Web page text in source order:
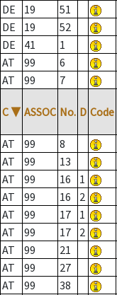
DE
19 51
DE
19 52
DE
41 1
AT
99 6
AT
99 7
C ▼ ASSOC No. D Code
AT 99 8
AT
99 13
AT
99 16 1
AT
99 16 2
AT
99 17 1
AT
99 17 2
AT
99 21
AT
99 27
AT
99 38